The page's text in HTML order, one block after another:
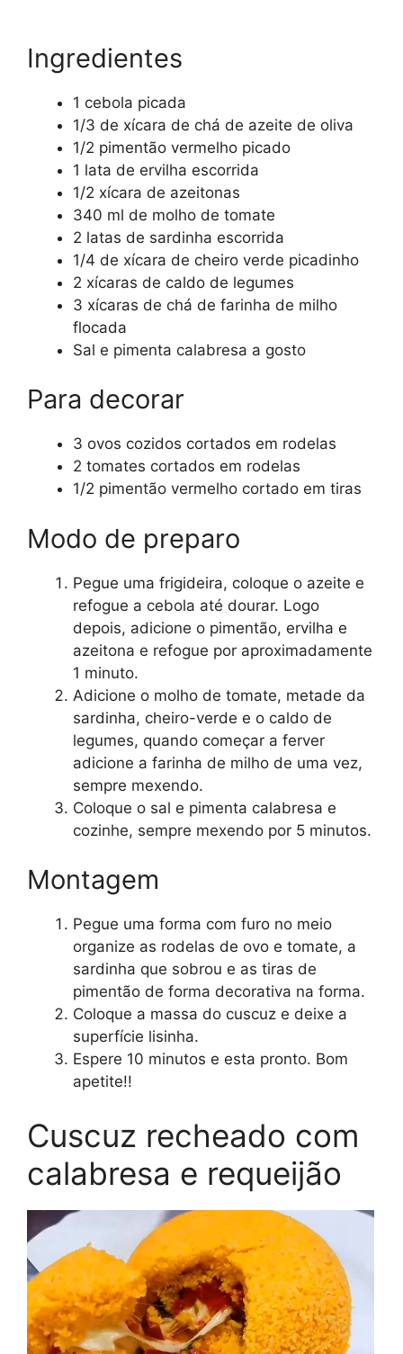
Ingredientes
1 cebola picada
1/3 de xícara de chá de azeite de oliva
1/2 pimentão vermelho picado
1 lata de ervilha escorrida
1/2 xícara de azeitonas
340 ml de molho de tomate
2 latas de sardinha escorrida
1/4 de xícara de cheiro verde picadinho
2 xícaras de caldo de legumes
3 xícaras de chá de farinha de milho
flocada
Sal e pimenta calabresa a gosto
Para decorar
3 ovos cozidos cortados em rodelas
2 tomates cortados em rodelas
1/2 pimentão vermelho cortado em tiras
Modo de preparo
Pegue uma frigideira, coloque o azeite e
refogue a cebola até dourar. Logo
depois, adicione o pimentão, ervilha e
azeitona e refogue por aproximadamente
1 minuto.
Adicione o molho de tomate, metade da
sardinha, cheiro-verde e o caldo de
legumes, quando começar a ferver
adicione a farinha de milho de uma vez,
sempre mexendo.
Coloque o sal e pimenta calabresa e
cozinhe, sempre mexendo por 5 minutos.
Montagem
Pegue uma forma com furo no meio
organize as rodelas de ovo e tomate, a
sardinha que sobrou e as tiras de
pimentão de forma decorativa na forma.
Coloque a massa do cuscuz e deixe a
superfície lisinha.
Espere 10 minutos e esta pronto. Bom
apetite!!
Cuscuz recheado com
calabresa e requeijão